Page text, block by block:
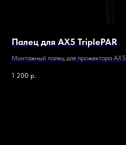
Палец для AX5 TriplePAR
Монтажный палец для прожектора AX5
1 200 р.